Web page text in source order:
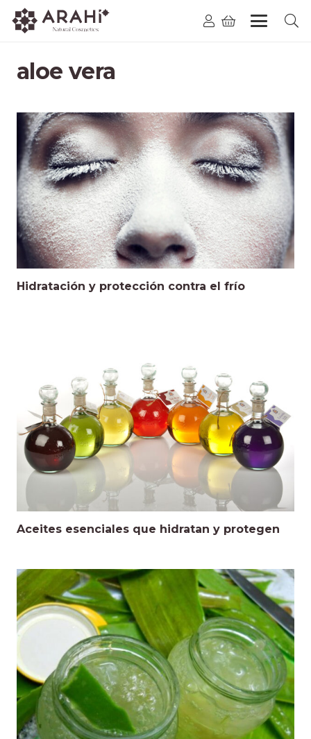
aloe vera
Hidratación y protección contra el frío
Aceites esenciales que hidratan y protegen